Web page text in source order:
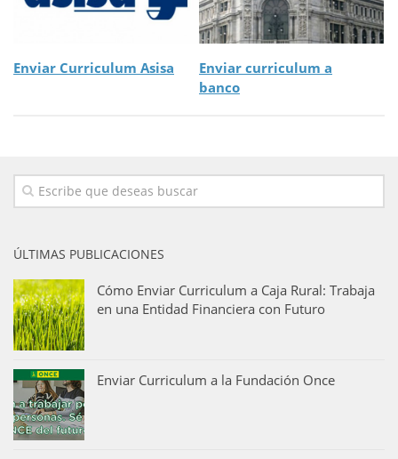
Enviar Curriculum Asisa
Enviar curriculum a
banco
ÚLTIMAS PUBLICACIONES
Cómo Enviar Curriculum a Caja Rural: Trabaja
en una Entidad Financiera con Futuro
Enviar Curriculum a la Fundación Once